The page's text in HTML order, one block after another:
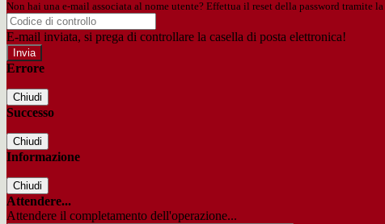
Non hai una e-mail associata al nome utente? Effettua il reset della password tramite la
E-mail inviata, si prega di controllare la casella di posta elettronica!
Errore
Chiudi
Successo
Chiudi
Informazione
Chiudi
Attendere...
Attendere il completamento dell'operazione...